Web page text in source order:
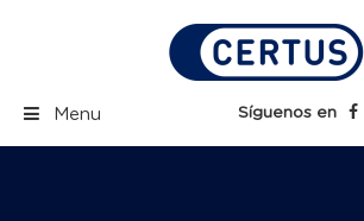
Certus Blog |
Menu Síguenos en